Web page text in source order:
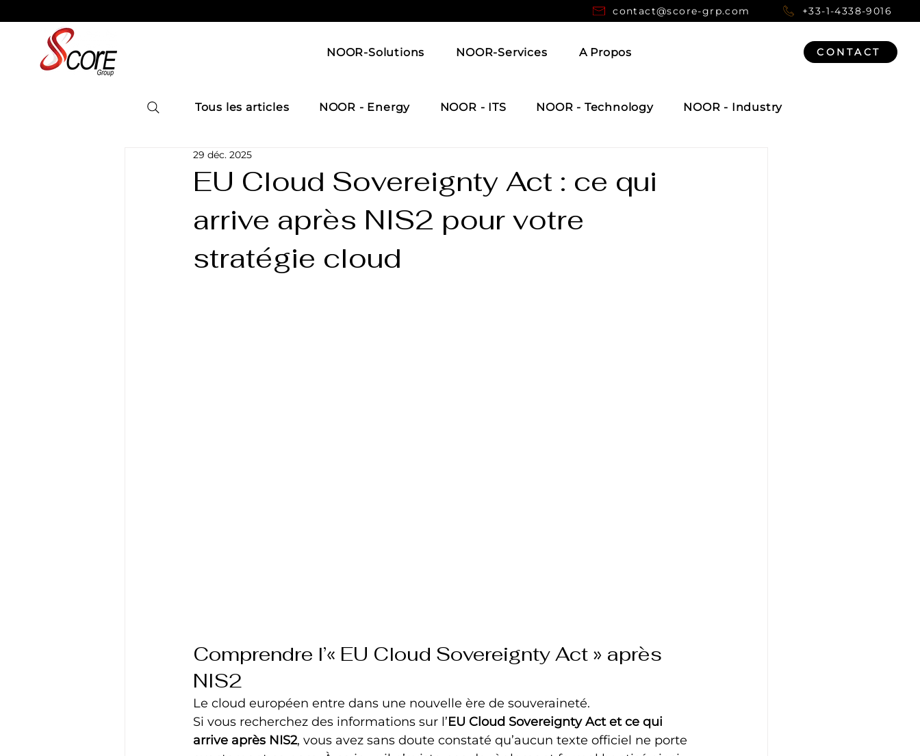
contact@score-grp.com +33-1-4338-9016
NOOR-Solutions NOOR-Services A Propos CONTACT
Tous les articles NOOR - Energy NOOR - ITS NOOR - Technology NOOR - Industry
EU Cloud Sovereignty Act : ce qui
arrive après NIS2 pour votre
stratégie cloud
29 déc. 2025
Comprendre l’« EU Cloud Sovereignty Act » après
NIS2
Le cloud européen entre dans une nouvelle ère de souveraineté.
Si vous recherchez des informations sur l’EU Cloud Sovereignty Act et ce qui
arrive après NIS2, vous avez sans doute constaté qu’aucun texte officiel ne porte